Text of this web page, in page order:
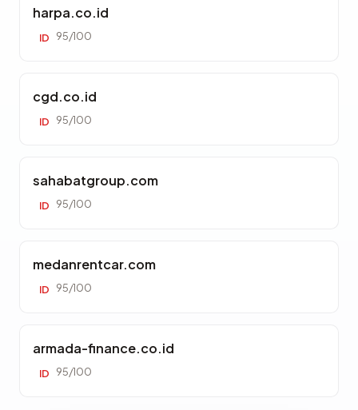
harpa.co.id
ID 95/100
cgd.co.id
ID 95/100
sahabatgroup.com
ID 95/100
medanrentcar.com
ID 95/100
armada-finance.co.id
ID 95/100